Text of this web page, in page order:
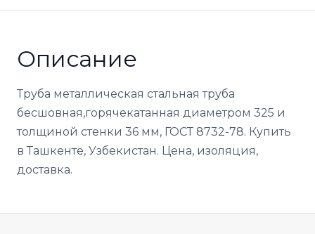
Описание
Труба металлическая стальная труба
бесшовная,горячекатанная диаметром 325 и
толщиной стенки 36 мм, ГОСТ 8732-78. Купить
в Ташкенте, Узбекистан. Цена, изоляция,
доставка.